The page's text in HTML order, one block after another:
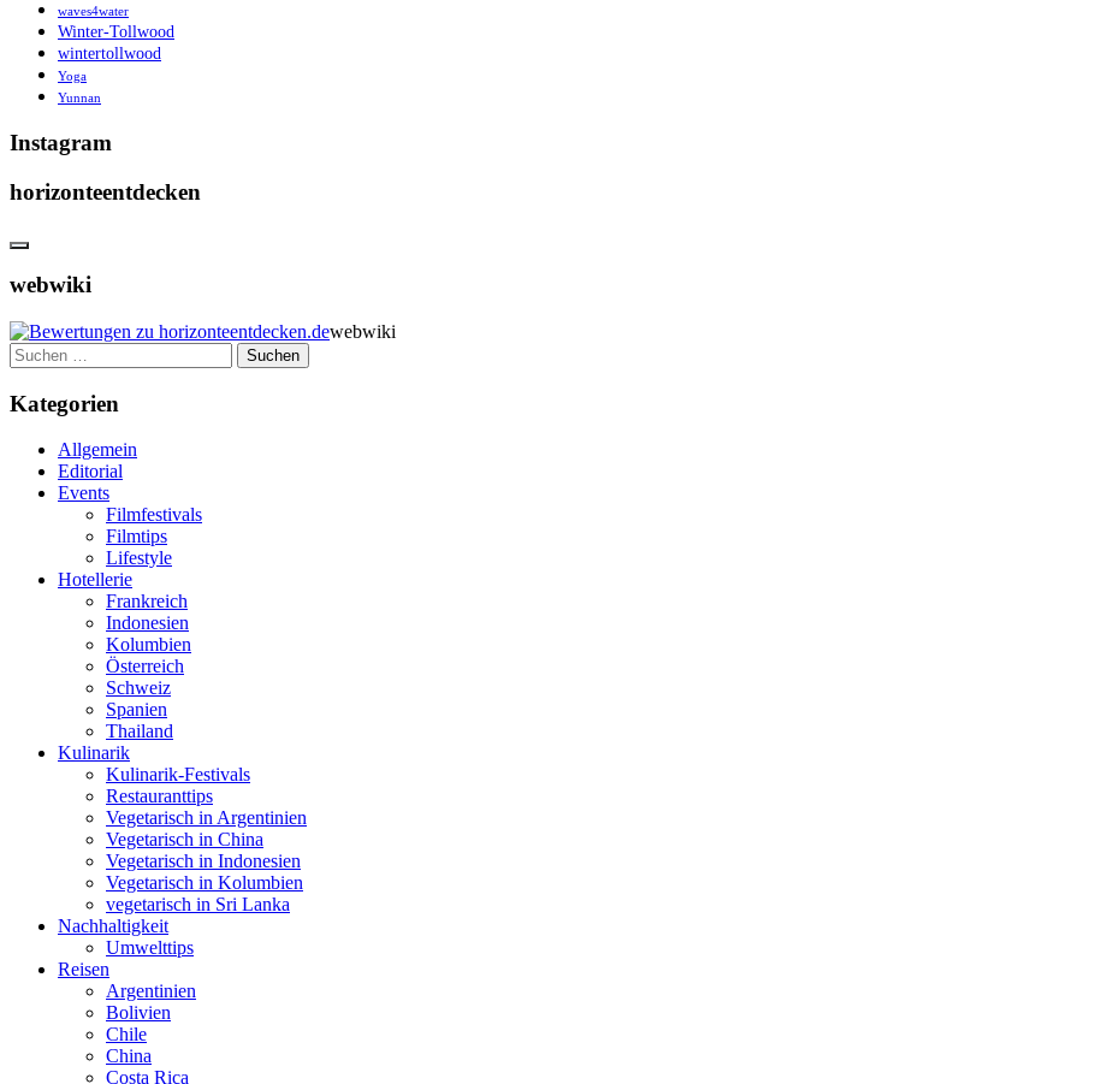
waves4water
Winter-Tollwood
wintertollwood
Yoga
Yunnan
Instagram
horizonteentdecken
webwiki
webwiki
Suchen
nach:
Kategorien
Allgemein
Editorial
Events
Filmfestivals
Filmtips
Lifestyle
Hotellerie
Frankreich
Indonesien
Kolumbien
Österreich
Schweiz
Spanien
Thailand
Kulinarik
Kulinarik-Festivals
Restauranttips
Vegetarisch in Argentinien
Vegetarisch in China
Vegetarisch in Indonesien
Vegetarisch in Kolumbien
vegetarisch in Sri Lanka
Nachhaltigkeit
Umwelttips
Reisen
Argentinien
Bolivien
Chile
China
Costa Rica